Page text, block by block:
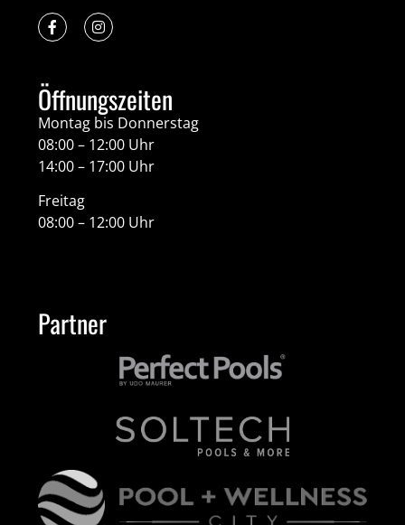
Öffnungszeiten
Montag bis Donnerstag
08:00 – 12:00 Uhr
14:00 – 17:00 Uhr
Freitag
08:00 – 12:00 Uhr
Partner